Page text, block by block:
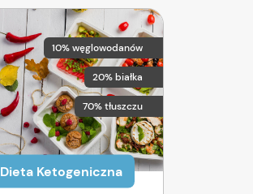
10% węglowodanów
20% białka
70% tłuszczu
Dieta Ketogeniczna